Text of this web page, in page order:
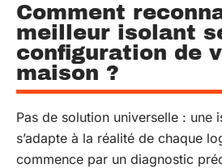
Comment
meilleur isolant
configuration de
maison ?
Pas de solution universelle : une
s’adapte à la réalité de chaque
commence par un diagnostic